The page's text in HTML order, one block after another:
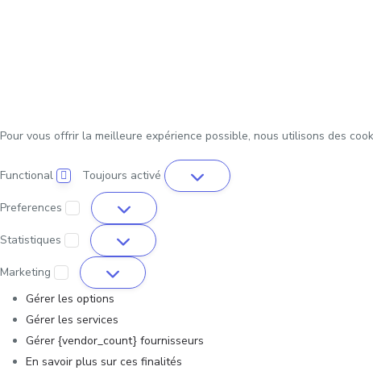
Pour vous offrir la meilleure expérience possible, nous utilisons des
Functional Toujours activé
Preferences
Statistiques
Marketing
Gérer les options
Gérer les services
Gérer {vendor_count} fournisseurs
En savoir plus sur ces finalités